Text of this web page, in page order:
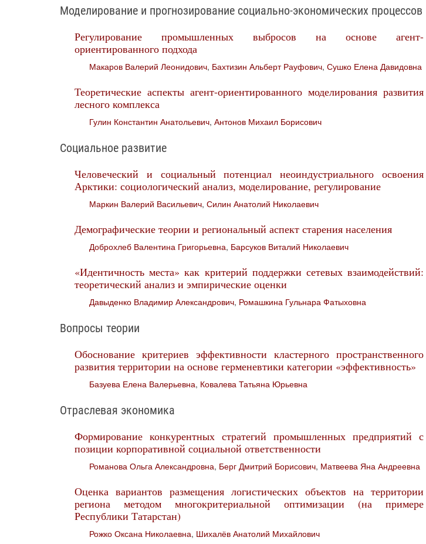
Моделирование и прогнозирование социально-экономических процессов
Регулирование промышленных выбросов на основе агент-
ориентированного подхода
Макаров Валерий Леонидович, Бахтизин Альберт Рауфович, Сушко Елена Давидовна
Теоретические аспекты агент-ориентированного моделирования развития
лесного комплекса
Гулин Константин Анатольевич, Антонов Михаил Борисович
Социальное развитие
Человеческий и социальный потенциал неоиндустриального освоения
Арктики: социологический анализ, моделирование, регулирование
Маркин Валерий Васильевич, Силин Анатолий Николаевич
Демографические теории и региональный аспект старения населения
Доброхлеб Валентина Григорьевна, Барсуков Виталий Николаевич
«Идентичность места» как критерий поддержки сетевых взаимодействий:
теоретический анализ и эмпирические оценки
Давыденко Владимир Александрович, Ромашкина Гульнара Фатыховна
Вопросы теории
Обоснование критериев эффективности кластерного пространственного
развития территории на основе герменевтики категории «эффективность»
Базуева Елена Валерьевна, Ковалева Татьяна Юрьевна
Отраслевая экономика
Формирование конкурентных стратегий промышленных предприятий с
позиции корпоративной социальной ответственности
Романова Ольга Александровна, Берг Дмитрий Борисович, Матвеева Яна Андреевна
Оценка вариантов размещения логистических объектов на территории
региона методом многокритериальной оптимизации (на примере
Республики Татарстан)
Рожко Оксана Николаевна, Шихалёв Анатолий Михайлович